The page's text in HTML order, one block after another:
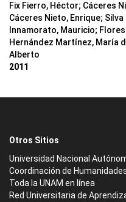
Fix Fierro, Héctor; Cáceres
Cáceres Nieto, Enrique; Silva
Innamorato, Mauricio;
Hernández Martínez, María
Alberto
2011
Otros Sitios
Universidad Nacional
Coordinación de
Toda la UNAM en línea
Red Universitaria de